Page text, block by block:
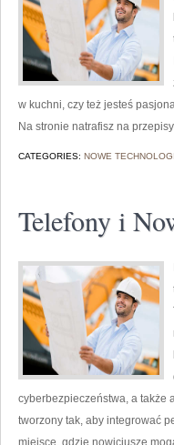
w kuchni, czy też jesteś
Na stronie natrafisz na
CATEGORIES: NOWE
Telefony i
cyberbezpieczeństwa, a także
tworzony tak, aby integrować
miejsce, gdzie nowicjusze